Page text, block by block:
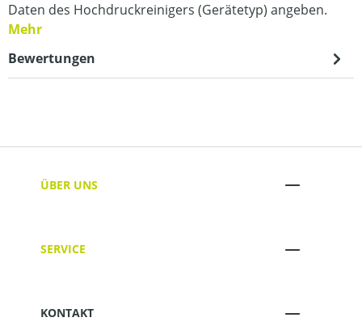
Daten des Hochdruckreinigers (Gerätetyp) angeben.
Mehr
Bewertungen
ÜBER UNS
SERVICE
KONTAKT